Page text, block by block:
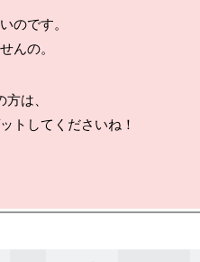
のです。
んの。
は、
トしてくださいね！